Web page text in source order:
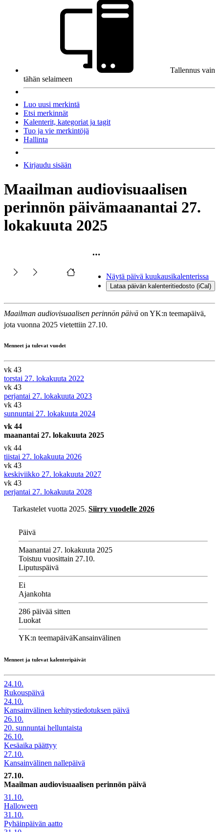
Tallennus vain
tähän selaimeen
Luo uusi merkintä
Etsi merkinnät
Kalenterit, kategoriat ja tagit
Tuo ja vie merkintöjä
Hallinta
Kirjaudu sisään
Maailman audiovisuaalisen
perinnön päivämaanantai 27.
lokakuuta 2025
Näytä päivä kuukausikalenterissa
Lataa päivän kalenteritiedosto (iCal)
Maailman audiovisuaalisen perinnön päivä on YK:n teemapäivä,
jota vuonna 2025 vietettiin 27.10.
Menneet ja tulevat vuodet
vk 43
torstai 27. lokakuuta 2022
vk 43
perjantai 27. lokakuuta 2023
vk 43
sunnuntai 27. lokakuuta 2024
vk 44
maanantai 27. lokakuuta 2025
vk 44
tiistai 27. lokakuuta 2026
vk 43
keskiviikko 27. lokakuuta 2027
vk 43
perjantai 27. lokakuuta 2028
Tarkastelet vuotta 2025. Siirry vuodelle 2026
Päivä
Maanantai 27. lokakuuta 2025
Toistuu vuosittain 27.10.
Liputuspäivä
Ei
Ajankohta
286 päivää sitten
Luokat
YK:n teemapäiväKansainvälinen
Menneet ja tulevat kalenteripäivät
24.10.
Rukouspäivä
24.10.
Kansainvälinen kehitystiedotuksen päivä
26.10.
20. sunnuntai helluntaista
26.10.
Kesäaika päättyy
27.10.
Kansainvälinen nallepäivä
27.10.
Maailman audiovisuaalisen perinnön päivä
31.10.
Halloween
31.10.
Pyhäinpäivän aatto